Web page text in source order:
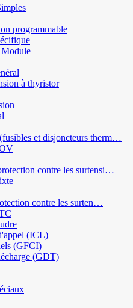
programmable
Module
à thyristor
et disjoncteurs therm…
contre les surtensi…
contre les surten…
(ICL)
(GFCI)
(GDT)